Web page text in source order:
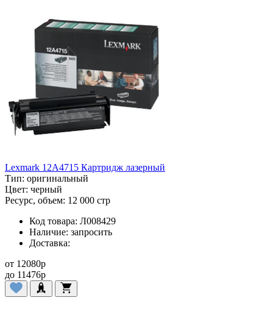
Lexmark 12A4715 Картридж лазерный
Тип: оригинальный
Цвет: черный
Ресурс, объем: 12 000 стр
Код товара: Л008429
Наличие: запросить
Доставка:
от 12080p
до 11476p